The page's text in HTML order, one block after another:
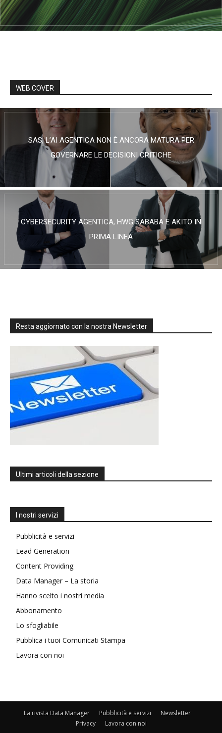
WEB COVER
SAS, L’AI AGENTICA NON È ANCORA MATURA PER
GOVERNARE LE DECISIONI CRITICHE
CYBERSECURITY AGENTICA, HWG SABABA E AKITO IN
PRIMA LINEA
Resta aggiornato con la nostra Newsletter
Ultimi articoli della sezione
I nostri servizi
Pubblicità e servizi
Lead Generation
Content Providing
Data Manager – La storia
Hanno scelto i nostri media
Abbonamento
Lo sfogliabile
Pubblica i tuoi Comunicati Stampa
Lavora con noi
La rivista Data Manager Pubblicità e servizi
Newsletter
Privacy
Lavora con noi